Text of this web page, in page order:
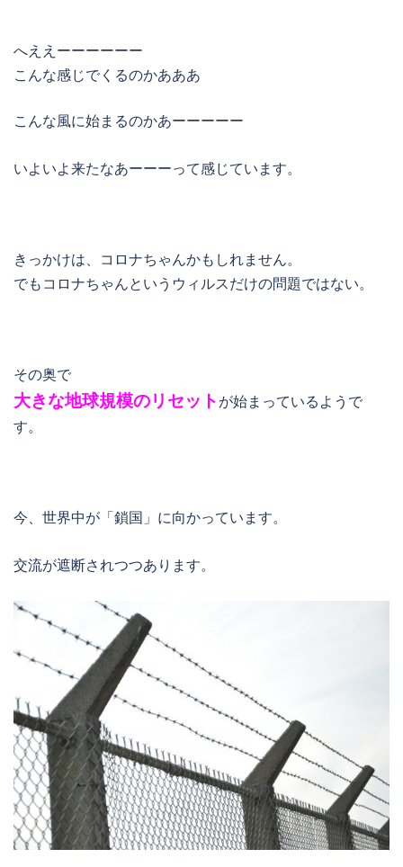
へええーーーーーー
こんな感じでくるのかあああ
こんな風に始まるのかあーーーーー
いよいよ来たなあーーーって感じています。
きっかけは、コロナちゃんかもしれません。
でもコロナちゃんというウィルスだけの問題ではない。
その奥で
大きな地球規模のリセット が始まっているようで
す。
今、世界中が「鎖国」に向かっています。
交流が遮断されつつあります。